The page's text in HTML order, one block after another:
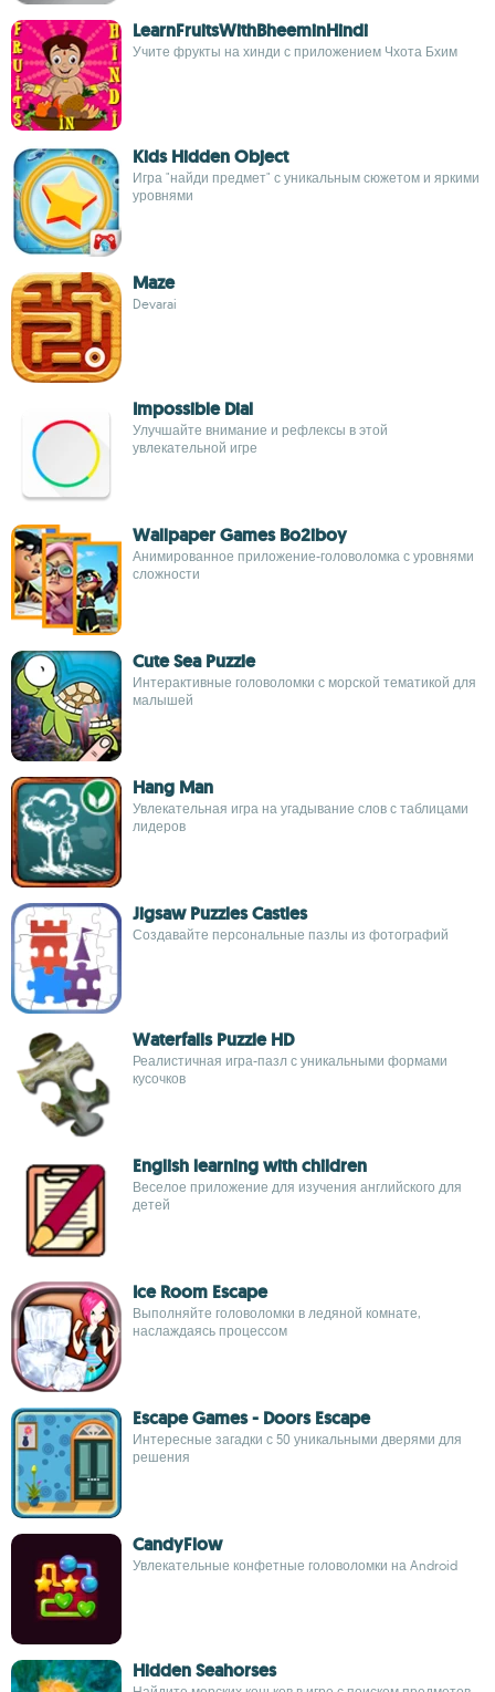
LearnFruitsWithBheeminHindi
Учите фрукты на хинди с приложением Чхота Бхим
Kids Hidden Object
Игра "найди предмет" с уникальным сюжетом и яркими
уровнями
Maze
Devarai
Impossible Dial
Улучшайте внимание и рефлексы в этой
увлекательной игре
Wallpaper Games Bo2iboy
Анимированное приложение-головоломка с уровнями
сложности
Cute Sea Puzzle
Интерактивные головоломки с морской тематикой для
малышей
Hang Man
Увлекательная игра на угадывание слов с таблицами
лидеров
Jigsaw Puzzles Castles
Создавайте персональные пазлы из фотографий
Waterfalls Puzzle HD
Реалистичная игра-пазл с уникальными формами
кусочков
English learning with children
Веселое приложение для изучения английского для
детей
Ice Room Escape
Выполняйте головоломки в ледяной комнате,
наслаждаясь процессом
Escape Games - Doors Escape
Интересные загадки с 50 уникальными дверями для
решения
CandyFlow
Увлекательные конфетные головоломки на Android
Hidden Seahorses